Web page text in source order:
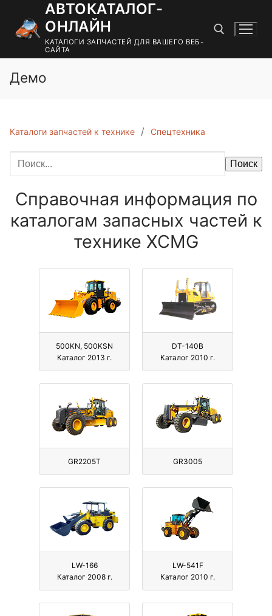
содержимому
АВТОКАТАЛОГ-
ОНЛАЙН
КАТАЛОГИ ЗАПЧАСТЕЙ ДЛЯ ВАШЕГО ВЕБ-
САЙТА
Демо
Каталоги запчастей к технике Спецтехника
Поиск
Справочная информация по
каталогам запасных частей к
технике XCMG
500KN, 500KSN
Каталог 2013 г.
DT-140B
Каталог 2010 г.
GR2205T GR3005
LW-166
Каталог 2008 г.
LW-541F
Каталог 2010 г.